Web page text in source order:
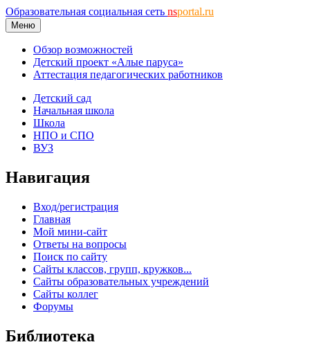
Образовательная социальная сеть nsportal.ru
Меню
Обзор возможностей
Детский проект «Алые паруса»
Аттестация педагогических работников
Детский сад
Начальная школа
Школа
НПО и СПО
ВУЗ
Навигация
Вход/регистрация
Главная
Мой мини-сайт
Ответы на вопросы
Поиск по сайту
Сайты классов, групп, кружков...
Сайты образовательных учреждений
Сайты коллег
Форумы
Библиотека